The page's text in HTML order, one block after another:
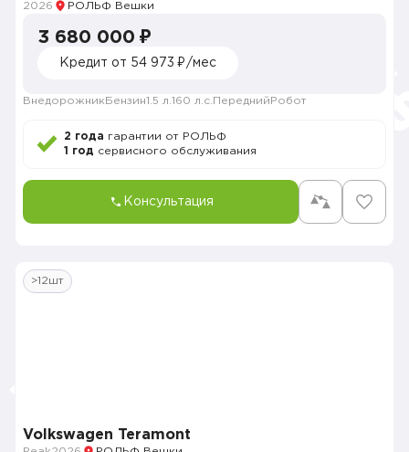
2026 РОЛЬФ Вешки
3 680 000 ₽
Кредит от 54 973 ₽/мес
Внедорожник Бензин1.5 л. 160 л.с. Передний Робот
2 года гарантии от РОЛЬФ
1 год сервисного обслуживания
Консультация
>12шт
Volkswagen Teramont